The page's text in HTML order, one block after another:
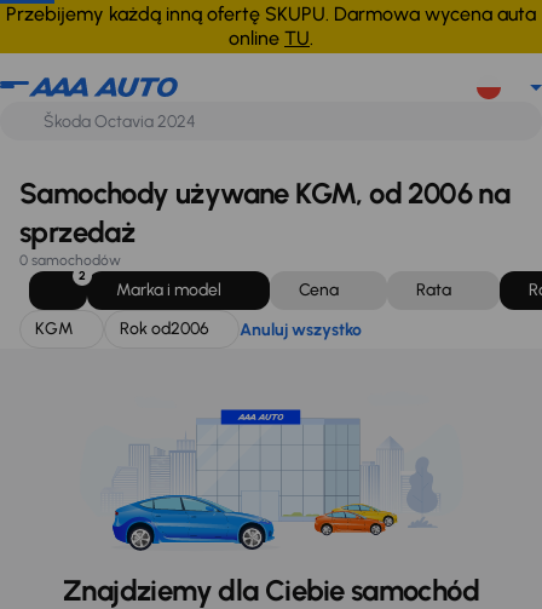
Przebijemy każdą inną ofertę SKUPU. Darmowa wycena auta
online TU.
KGM Rok od2006 Anuluj wszystko
Samochody używane KGM, od 2006 na
sprzedaż
0 samochodów
2
Marka i model Cena Rata
KGM
Rok od2006 Anuluj wszystko
Znajdziemy dla Ciebie samochód